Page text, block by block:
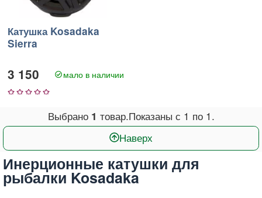
Катушка Kosadaka
Sierra
3 150 мало в наличии
1 2 3 4 5
Выбрано 1 товар.Показаны с 1 по 1 .
Наверх
Инерционные катушки для
рыбалки Kosadaka